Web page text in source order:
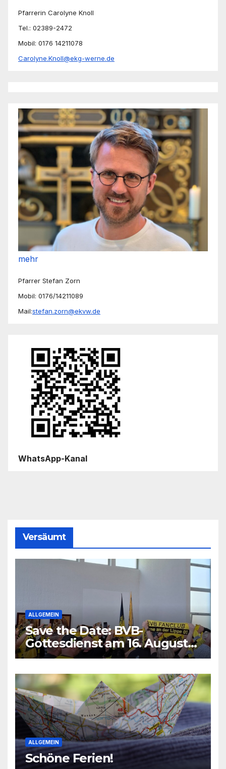
Pfarrerin Carolyne Knoll
Tel.: 02389-2472
Mobil: 0176 14211078
Carolyne.Knoll@ekg-werne.de
mehr
Pfarrer Stefan Zorn
Mobil: 0176/14211089
Mail:stefan.zorn@ekvw.de
WhatsApp-Kanal
Versäumt
ALLGEMEIN
Save the Date: BVB-
Gottesdienst am 16. August
2026
ALLGEMEIN
Schöne Ferien!